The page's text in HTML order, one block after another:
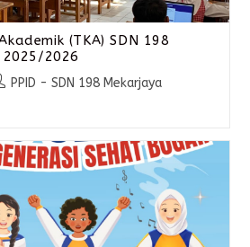
(TKA) SDN 198
2025/2026
PPID - SDN 198 Mekarjaya